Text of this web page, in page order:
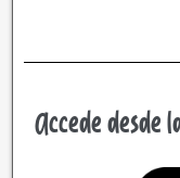
Accede desde